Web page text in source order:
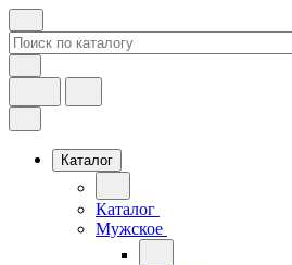
Каталог
Каталог
Мужское